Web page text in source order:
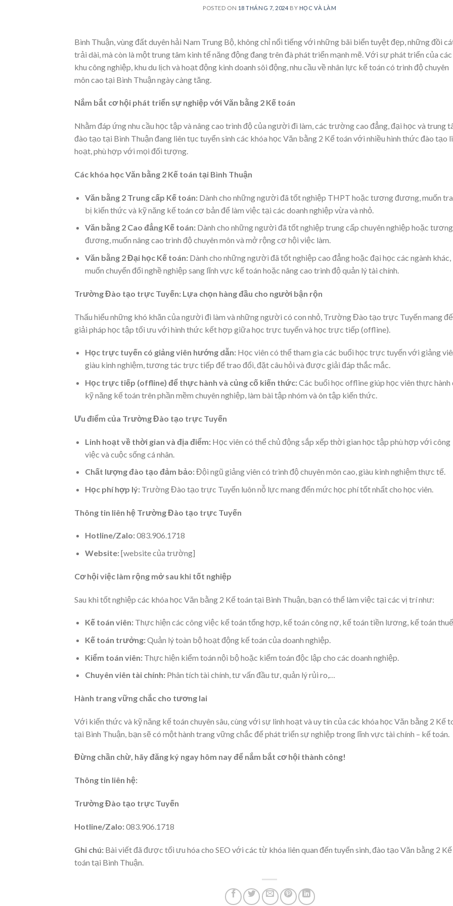
POSTED ON 18 THÁNG 7, 2024 BY HỌC VÀ LÀM
Bình Thuận, vùng đất duyên hải Nam Trung Bộ, không chỉ nổi tiếng với những bãi biển tuyệt đẹp, những đồi
trải dài, mà còn là một trung tâm kinh tế năng động đang trên đà phát triển mạnh mẽ. Với sự phát triển của các
khu công nghiệp, khu du lịch và hoạt động kinh doanh sôi động, nhu cầu về nhân lực kế toán có trình độ chuyên
môn cao tại Bình Thuận ngày càng tăng.
Nắm bắt cơ hội phát triển sự nghiệp với Văn bằng 2 Kế toán
Nhằm đáp ứng nhu cầu học tập và nâng cao trình độ của người đi làm, các trường cao đẳng, đại học và trung
đào tạo tại Bình Thuận đang liên tục tuyển sinh các khóa học Văn bằng 2 Kế toán với nhiều hình thức đào tạo
hoạt, phù hợp với mọi đối tượng.
Các khóa học Văn bằng 2 Kế toán tại Bình Thuận
Văn bằng 2 Trung cấp Kế toán:Dành cho những người đã tốt nghiệp THPT hoặc tương đương, muốn
bị kiến thức và kỹ năng kế toán cơ bản để làm việc tại các doanh nghiệp vừa và nhỏ.
Văn bằng 2 Cao đẳng Kế toán:Dành cho những người đã tốt nghiệp trung cấp chuyên nghiệp hoặc tương
đương, muốn nâng cao trình độ chuyên môn và mở rộng cơ hội việc làm.
Văn bằng 2 Đại học Kế toán:Dành cho những người đã tốt nghiệp cao đẳng hoặc đại học các ngành khác,
muốn chuyển đổi nghề nghiệp sang lĩnh vực kế toán hoặc nâng cao trình độ quản lý tài chính.
Trường Đào tạo trực Tuyến: Lựa chọn hàng đầu cho người bận rộn
Thấu hiểu những khó khăn của người đi làm và những người có con nhỏ, Trường Đào tạo trực Tuyến mang
giải pháp học tập tối ưu với hình thức kết hợp giữa học trực tuyến và học trực tiếp (offline).
Học trực tuyến có giảng viên hướng dẫn:Học viên có thể tham gia các buổi học trực tuyến với giảng
giàu kinh nghiệm, tương tác trực tiếp để trao đổi, đặt câu hỏi và được giải đáp thắc mắc.
Học trực tiếp (offline) để thực hành và củng cố kiến thức:Các buổi học offline giúp học viên thực hành
kỹ năng kế toán trên phần mềm chuyên nghiệp, làm bài tập nhóm và ôn tập kiến thức.
Ưu điểm của Trường Đào tạo trực Tuyến
Linh hoạt về thời gian và địa điểm:Học viên có thể chủ động sắp xếp thời gian học tập phù hợp với công
việc và cuộc sống cá nhân.
Chất lượng đào tạo đảm bảo:Đội ngũ giảng viên có trình độ chuyên môn cao, giàu kinh nghiệm thực tế.
Học phí hợp lý:Trường Đào tạo trực Tuyến luôn nỗ lực mang đến mức học phí tốt nhất cho học viên.
Thông tin liên hệ Trường Đào tạo trực Tuyến
Hotline/Zalo:083.906.1718
Website:[website của trường]
Cơ hội việc làm rộng mở sau khi tốt nghiệp
Sau khi tốt nghiệp các khóa học Văn bằng 2 Kế toán tại Bình Thuận, bạn có thể làm việc tại các vị trí như:
Kế toán viên:Thực hiện các công việc kế toán tổng hợp, kế toán công nợ, kế toán tiền lương, kế toán
Kế toán trưởng:Quản lý toàn bộ hoạt động kế toán của doanh nghiệp.
Kiểm toán viên:Thực hiện kiểm toán nội bộ hoặc kiểm toán độc lập cho các doanh nghiệp.
Chuyên viên tài chính:Phân tích tài chính, tư vấn đầu tư, quản lý rủi ro,…
Hành trang vững chắc cho tương lai
Với kiến thức và kỹ năng kế toán chuyên sâu, cùng với sự linh hoạt và uy tín của các khóa học Văn bằng 2 Kế
tại Bình Thuận, bạn sẽ có một hành trang vững chắc để phát triển sự nghiệp trong lĩnh vực tài chính – kế toán.
Đừng chần chừ, hãy đăng ký ngay hôm nay để nắm bắt cơ hội thành công!
Thông tin liên hệ:
Trường Đào tạo trực Tuyến
Hotline/Zalo:083.906.1718
Ghi chú: Bài viết đã được tối ưu hóa cho SEO với các từ khóa liên quan đến tuyển sinh, đào tạo Văn bằng 2 Kế
toán tại Bình Thuận.